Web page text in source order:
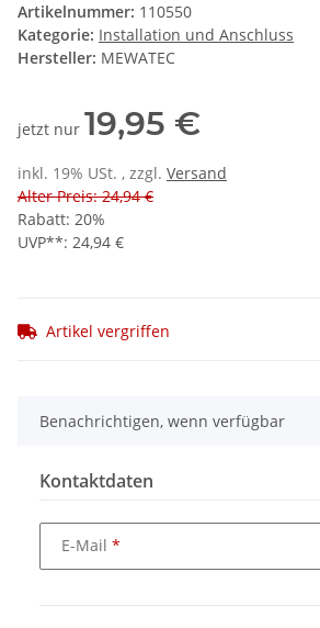
Artikelnummer: 110550
Kategorie: Installation und Anschluss
Hersteller: MEWATEC
jetzt nur 19,95 €
inkl. 19% USt. , zzgl. Versand
Alter Preis: 24,94 €
Rabatt: 20%
UVP**: 24,94 €
Artikel vergriffen
Benachrichtigen, wenn verfügbar
Kontaktdaten
E-Mail